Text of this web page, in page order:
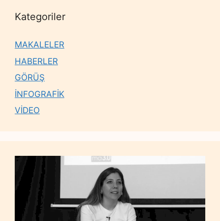
Kategoriler
MAKALELER
HABERLER
GÖRÜŞ
İNFOGRAFİK
VİDEO